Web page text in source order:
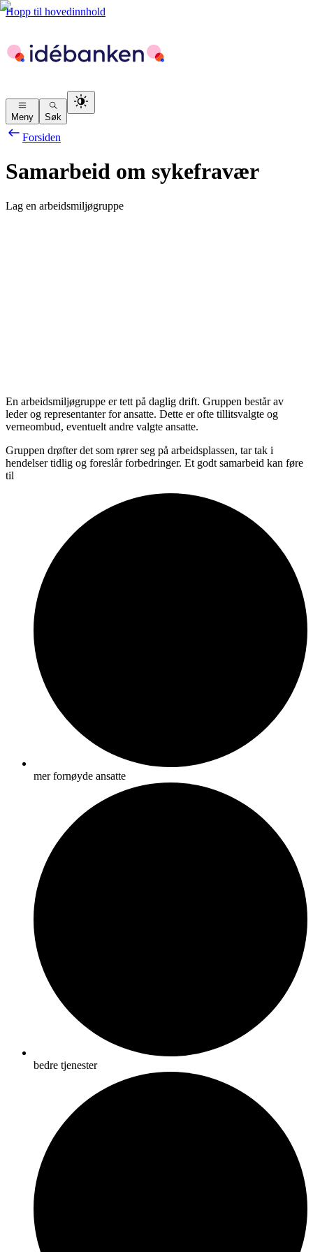
Hopp til hovedinnhold
Meny Søk
Forsiden
Samarbeid om sykefravær
Lag en arbeidsmiljøgruppe
En arbeidsmiljøgruppe er tett på daglig drift. Gruppen består av
leder og representanter for ansatte. Dette er ofte tillitsvalgte og
verneombud, eventuelt andre valgte ansatte.
Gruppen drøfter det som rører seg på arbeidsplassen, tar tak i
hendelser tidlig og foreslår forbedringer. Et godt samarbeid kan føre
til
mer fornøyde ansatte
bedre tjenester